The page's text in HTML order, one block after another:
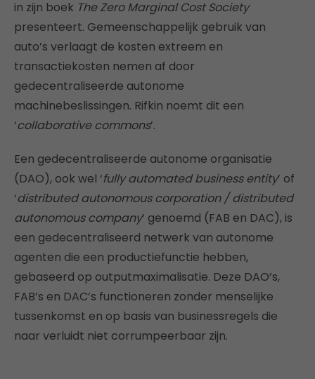
in zijn boek The Zero Marginal Cost Society
presenteert. Gemeenschappelijk gebruik van
auto’s verlaagt de kosten extreem en
transactiekosten nemen af door
gedecentraliseerde autonome
machinebeslissingen. Rifkin noemt dit een
‘collaborative commons’.
Een gedecentraliseerde autonome organisatie
(DAO), ook wel ‘fully automated business entity’ of
‘distributed autonomous corporation / distributed
autonomous company’ genoemd (FAB en DAC), is
een gedecentraliseerd netwerk van autonome
agenten die een productiefunctie hebben,
gebaseerd op outputmaximalisatie. Deze DAO’s,
FAB’s en DAC’s functioneren zonder menselijke
tussenkomst en op basis van businessregels die
naar verluidt niet corrumpeerbaar zijn.